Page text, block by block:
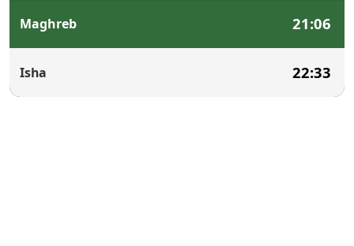
Maghreb 21:06
Isha 22:33